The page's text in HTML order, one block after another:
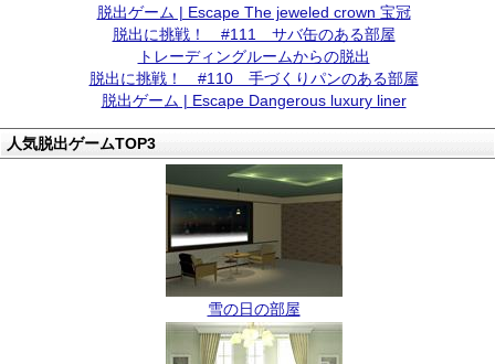
脱出ゲーム | Escape The jeweled crown 宝冠
脱出に挑戦！ #111 サバ缶のある部屋
トレーディングルームからの脱出
脱出に挑戦！ #110 手づくりパンのある部屋
脱出ゲーム | Escape Dangerous luxury liner
人気脱出ゲームTOP3
雪の日の部屋